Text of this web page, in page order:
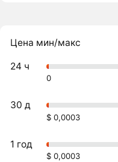
Цена мин/макс
24 ч
0
30 д
$ 0,0003
1 год
$ 0,0003